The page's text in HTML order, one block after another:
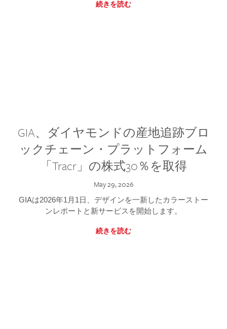
続きを読む
GIA、ダイヤモンドの産地追跡ブロ
ックチェーン・プラットフォーム
「Tracr」の株式30％を取得
May 29, 2026
GIAは2026年1月1日、デザインを一新したカラーストー
ンレポートと新サービスを開始します。
続きを読む